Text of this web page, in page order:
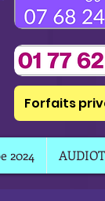
Forfaits
2024